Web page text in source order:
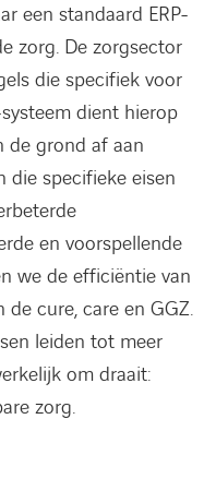
een standaard ERP-
zorg. De zorgsector
die specifiek voor
dient hierop
de grond af aan
die specifieke eisen
en voorspellende
we de efficiëntie van
cure, care en GGZ.
leiden tot meer
om draait:
zorg.